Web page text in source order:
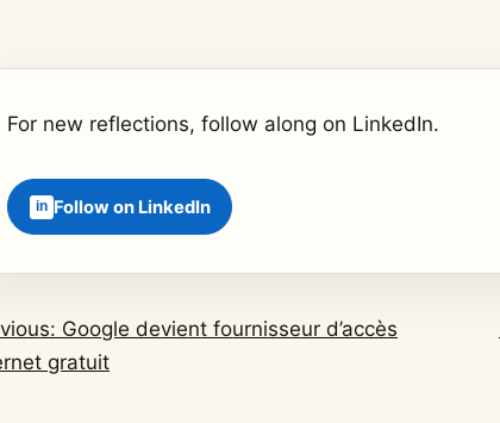
For new reflections, follow along on LinkedIn.
Follow on LinkedIn
Google devient fournisseur d’accès
gratuit